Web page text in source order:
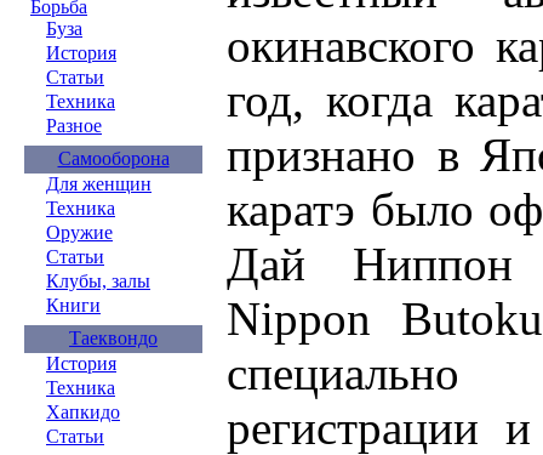
Борьба
Буза
История
Статьи
Техника
Разное
Самооборона
Для женщин
Техника
Оружие
Статьи
Клубы, залы
Книги
Таеквондо
История
Техника
Хапкидо
Статьи
окинавского
год, когда
признано в
каратэ было
Дай Ниппон
Nippon
регистрации